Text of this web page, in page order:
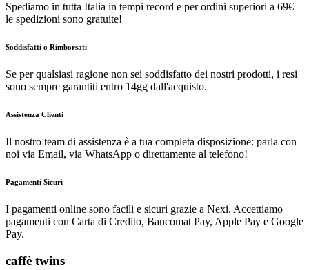
Spediamo in tutta Italia in tempi record e per ordini superiori a 69€
le spedizioni sono gratuite!
Soddisfatti o Rimborsati
Se per qualsiasi ragione non sei soddisfatto dei nostri prodotti, i resi
sono sempre garantiti entro 14gg dall'acquisto.
Assistenza Clienti
Il nostro team di assistenza è a tua completa disposizione: parla con
noi via Email, via WhatsApp o direttamente al telefono!
Pagamenti Sicuri
I pagamenti online sono facili e sicuri grazie a Nexi. Accettiamo
pagamenti con Carta di Credito, Bancomat Pay, Apple Pay e Google
Pay.
caffè twins